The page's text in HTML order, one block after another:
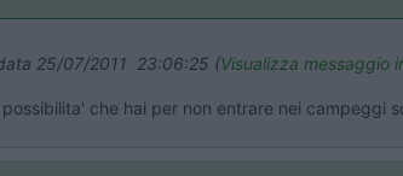
25/07/2011 23:06:25 (Visualizza messaggio
che hai per non entrare nei